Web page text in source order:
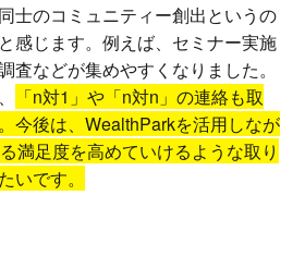
士のコミュニティー創出というの
感じます。例えば、セミナー実施
査などが集めやすくなりました。
「n対1」や「n対n」の連絡も取
今後は、WealthParkを活用しなが
満足度を高めていけるような取り
いです。